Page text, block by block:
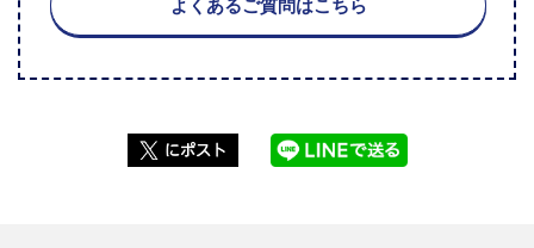
よくあるご質問はこちら